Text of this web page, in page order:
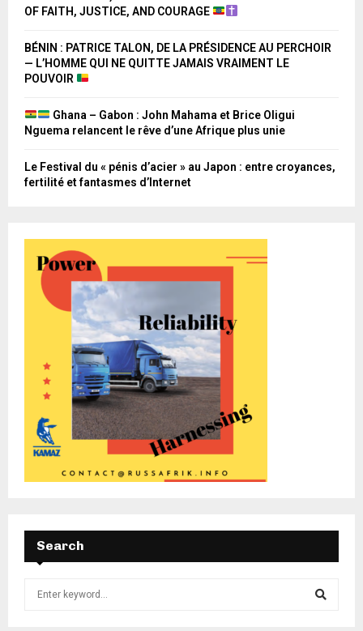
OF FAITH, JUSTICE, AND COURAGE
BÉNIN : PATRICE TALON, DE LA PRÉSIDENCE AU PERCHOIR
— L’HOMME QUI NE QUITTE JAMAIS VRAIMENT LE
POUVOIR
Ghana – Gabon : John Mahama et Brice Oligui
Nguema relancent le rêve d’une Afrique plus unie
Le Festival du « pénis d’acier » au Japon : entre croyances,
fertilité et fantasmes d’Internet
Search